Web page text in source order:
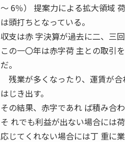
〜 6％） 提案力による拡大領
は頭打ちとなっている。
収支は赤 字決算が過去に二、三
この一〇年は赤字荷 主との取引
だ。
残業が多くなったり、運賃が
はじき出す。
その結果、赤字であれ ば積み合
そ れでも利益が出ない場合には
応じてくれない場合には丁 重に